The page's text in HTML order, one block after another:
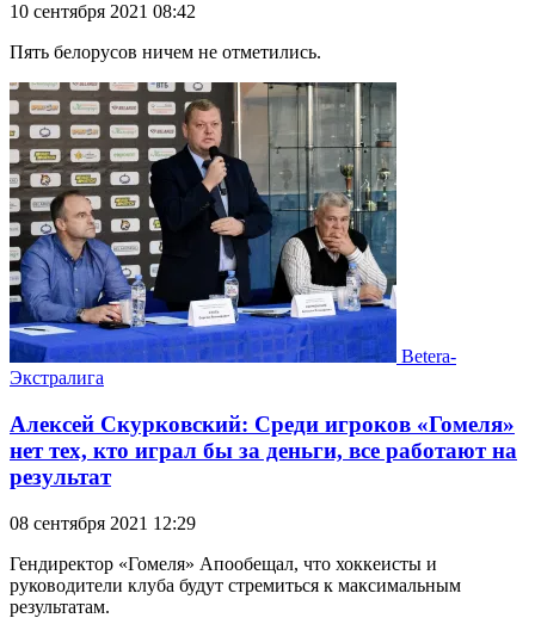
10 сентября 2021 08:42
Пять белорусов ничем не отметились.
Betera-
Экстралига
Алексей Скурковский: Среди игроков «Гомеля»
нет тех, кто играл бы за деньги, все работают на
результат
08 сентября 2021 12:29
Гендиректор «Гомеля» Апообещал, что хоккеисты и
руководители клуба будут стремиться к максимальным
результатам.